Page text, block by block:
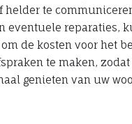
helder te
eventuele reparaties,
de kosten voor het
te maken,
genieten van uw